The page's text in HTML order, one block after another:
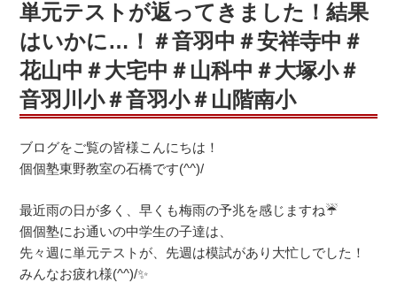
単元テストが返ってきました！結果
はいかに…！＃音羽中＃安祥寺中＃
花山中＃大宅中＃山科中＃大塚小＃
音羽川小＃音羽小＃山階南小
ブログをご覧の皆様こんにちは！
個個塾東野教室の石橋です(^^)/
最近雨の日が多く、早くも梅雨の予兆を感じますね☔
個個塾にお通いの中学生の子達は、
先々週に単元テストが、先週は模試があり大忙しでした！
みんなお疲れ様(^^)/✨